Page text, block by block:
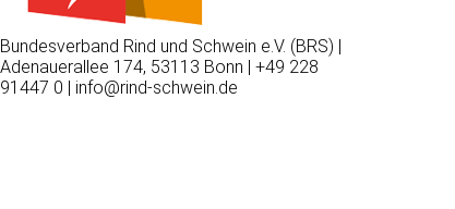
Bundesverband Rind und Schwein e.V. (BRS) |
Adenauerallee 174, 53113 Bonn | +49 228
91447 0 | info@rind-schwein.de